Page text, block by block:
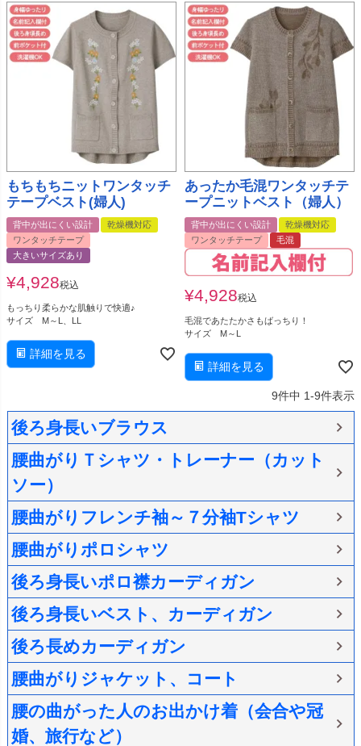
もちもちニットワンタッチ
テープベスト(婦人)
背中が出にくい設計
乾燥機対応
ワンタッチテープ
大きいサイズあり
¥4,928税込
もっちり柔らかな肌触りで快適♪
サイズ M～L、LL
詳細を見る
あったか毛混ワンタッチテ
ープニットベスト（婦人）
背中が出にくい設計
乾燥機対応
ワンタッチテープ
毛混
¥4,928税込
毛混であたたかさもばっちり！
サイズ M～L
詳細を見る
9件中 1-9件表示
後ろ身長いブラウス
腰曲がりＴシャツ・トレーナー（カット
ソー）
腰曲がりフレンチ袖～７分袖Tシャツ
腰曲がりポロシャツ
後ろ身長いポロ襟カーディガン
後ろ身長いベスト、カーディガン
後ろ長めカーディガン
腰曲がりジャケット、コート
腰の曲がった人のお出かけ着（会合や冠
婚、旅行など）